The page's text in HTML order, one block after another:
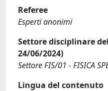
Referee
Esperti anonimi
Settore disciplinare
24/06/2024)
Settore FIS/01 - FISICA
Lingua del contenuto